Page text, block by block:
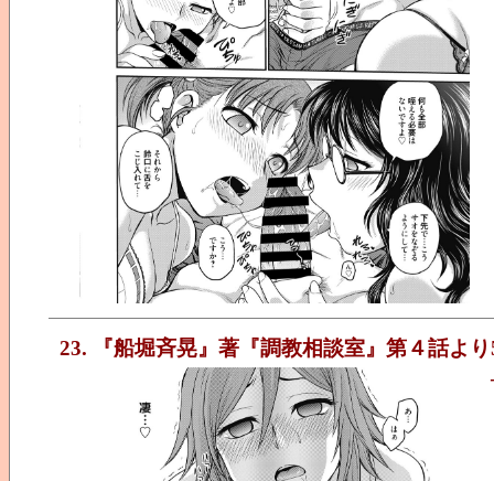
23. 『船堀斉晃』著『調教相談室』第４話より